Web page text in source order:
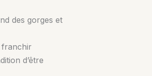
des gorges et
franchir
d’être